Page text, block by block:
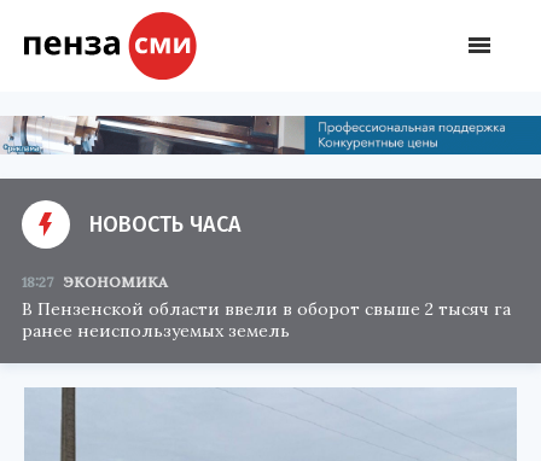
НОВОСТЬ ЧАСА
18:27 ЭКОНОМИКА
В Пензенской области ввели в оборот свыше 2 тысяч га
ранее неиспользуемых земель